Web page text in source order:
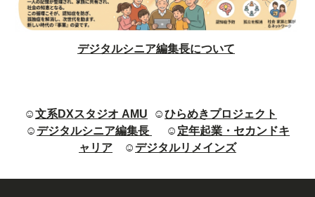
デジタルシニア編集長について
☺文系DXスタジオ AMU ☺ひらめきプロジェクト
☺ デジタルシニア編集長 ☺ 定年起業・セカンドキ
ャリア
☺ デジタルリメインズ